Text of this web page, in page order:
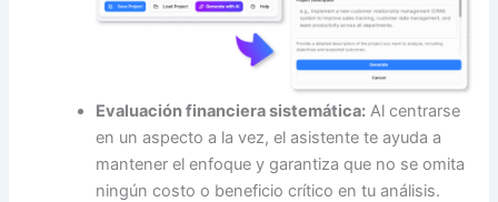
Evaluación financiera sistemática: Al centrarse
en un aspecto a la vez, el asistente te ayuda a
mantener el enfoque y garantiza que no se omita
ningún costo o beneficio crítico en tu análisis.